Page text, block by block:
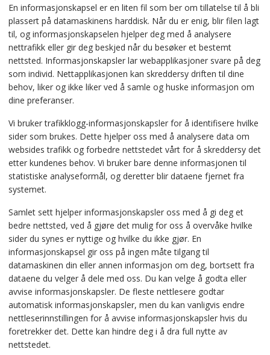
En informasjonskapsel er en liten fil som ber om tillatelse til å bli
plassert på datamaskinens harddisk. Når du er enig, blir filen lagt
til, og informasjonskapselen hjelper deg med å analysere
nettrafikk eller gir deg beskjed når du besøker et bestemt
nettsted. Informasjonskapsler lar webapplikasjoner svare på deg
som individ. Nettapplikasjonen kan skreddersy driften til dine
behov, liker og ikke liker ved å samle og huske informasjon om
dine preferanser.
Vi bruker trafikklogg-informasjonskapsler for å identifisere hvilke
sider som brukes. Dette hjelper oss med å analysere data om
websides trafikk og forbedre nettstedet vårt for å skreddersy det
etter kundenes behov. Vi bruker bare denne informasjonen til
statistiske analyseformål, og deretter blir dataene fjernet fra
systemet.
Samlet sett hjelper informasjonskapsler oss med å gi deg et
bedre nettsted, ved å gjøre det mulig for oss å overvåke hvilke
sider du synes er nyttige og hvilke du ikke gjør. En
informasjonskapsel gir oss på ingen måte tilgang til
datamaskinen din eller annen informasjon om deg, bortsett fra
dataene du velger å dele med oss. Du kan velge å godta eller
avvise informasjonskapsler. De fleste nettlesere godtar
automatisk informasjonskapsler, men du kan vanligvis endre
nettleserinnstillingen for å avvise informasjonskapsler hvis du
foretrekker det. Dette kan hindre deg i å dra full nytte av
nettstedet.